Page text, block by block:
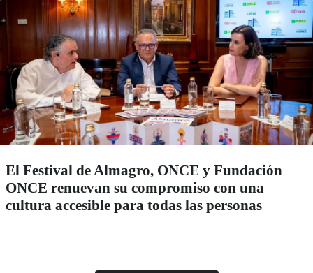
El Festival de Almagro, ONCE y Fundación
ONCE renuevan su compromiso con una
cultura accesible para todas las personas